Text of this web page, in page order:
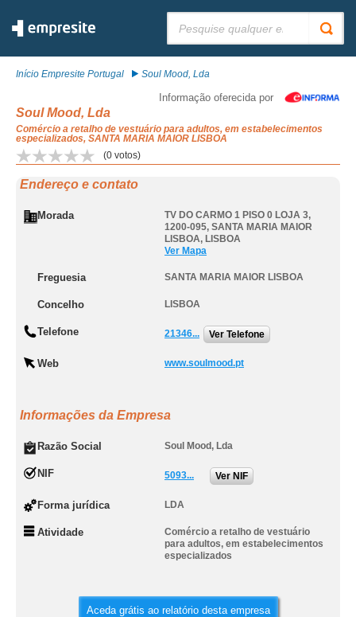
Início Empresite Portugal Soul Mood, Lda
Informação oferecida por
Soul Mood, Lda
Comércio a retalho de vestuário para adultos, em estabelecimentos
especializados, SANTA MARIA MAIOR LISBOA
(0 votos)
Endereço e contato
Morada
TV DO CARMO 1 PISO 0 LOJA 3,
1200-095, SANTA MARIA MAIOR
LISBOA, LISBOA
Ver Mapa
Freguesia SANTA MARIA MAIOR LISBOA
Concelho LISBOA
Telefone 21346... Ver Telefone
Web www.soulmood.pt
Informações da Empresa
Razão Social Soul Mood, Lda
NIF 5093... Ver NIF
Forma jurídica LDA
Atividade
Comércio a retalho de vestuário
para adultos, em estabelecimentos
especializados
Aceda grátis ao relatório desta empresa